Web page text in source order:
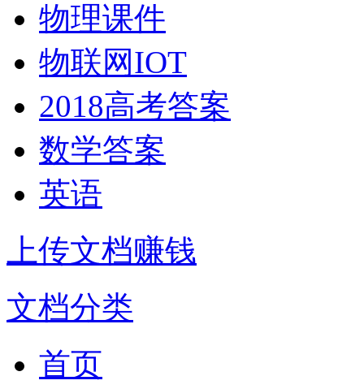
物理课件
物联网IOT
2018高考答案
数学答案
英语
上传文档赚钱
文档分类
首页